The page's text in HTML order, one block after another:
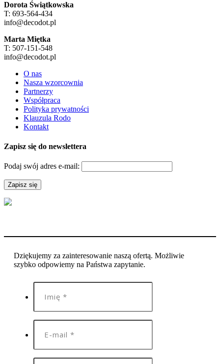
Dorota Świątkowska
T: 693-564-434
info@decodot.pl
Marta Miętka
T: 507-151-548
info@decodot.pl
O nas
Nasza wzorcownia
Partnerzy
Współpraca
Polityka prywatności
Klauzula Rodo
Kontakt
Zapisz się do newslettera
Podaj swój adres e-mail:
Dziękujemy za zainteresowanie naszą ofertą. Możliwie
szybko odpowiemy na Państwa zapytanie.